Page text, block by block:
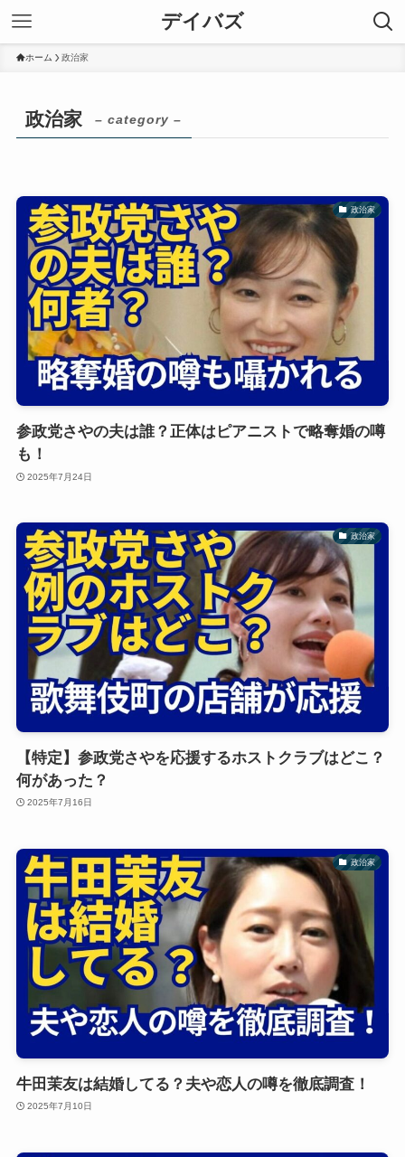
デイバズ
ホーム 政治家
政治家 – category –
政治家
参政党さやの夫は誰？正体はピアニストで略奪婚の噂
も！
2025年7月24日
政治家
【特定】参政党さやを応援するホストクラブはどこ？
何があった？
2025年7月16日
政治家
牛田茉友は結婚してる？夫や恋人の噂を徹底調査！
2025年7月10日